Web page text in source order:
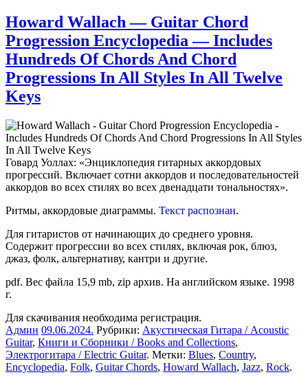
Howard Wallach — Guitar Chord
Progression Encyclopedia — Includes
Hundreds Of Chords And Chord
Progressions In All Styles In All Twelve
Keys
Говард Уоллах: «Энциклопедия гитарных аккордовых
прогрессий. Включает сотни аккордов и последовательностей
аккордов во всех стилях во всех двенадцати тональностях».
Ритмы, аккордовые диаграммы. Текст распознан.
Для гитаристов от начинающих до среднего уровня.
Содержит прогрессии во всех стилях, включая рок, блюз,
джаз, фолк, альтернативу, кантри и другие.
pdf. Вес файла 15,9 mb, zip архив. На английском языке. 1998
г.
Для скачивания необходима регистрация.
Админ 09.06.2024. Рубрики: Акустическая Гитара / Acoustic
Guitar, Книги и Сборники / Books and Collections,
Электрогитара / Electric Guitar. Метки: Blues, Country,
Encyclopedia, Folk, Guitar Chords, Howard Wallach, Jazz, Rock.